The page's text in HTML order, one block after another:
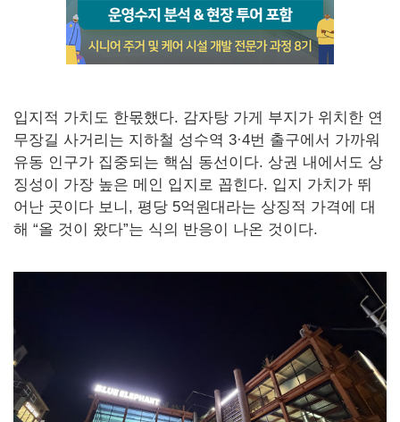
입지적 가치도 한몫했다. 감자탕 가게 부지가 위치한 연
무장길 사거리는 지하철 성수역 3·4번 출구에서 가까워
유동 인구가 집중되는 핵심 동선이다. 상권 내에서도 상
징성이 가장 높은 메인 입지로 꼽힌다. 입지 가치가 뛰
어난 곳이다 보니, 평당 5억원대라는 상징적 가격에 대
해 “올 것이 왔다”는 식의 반응이 나온 것이다.